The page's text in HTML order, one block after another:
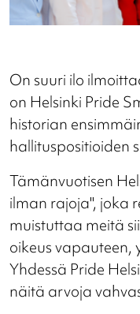
On suuri ilo
on Helsinki Pride
historian
hallituspositioiden
Tämänvuotisen
ilman rajoja", joka
muistuttaa meitä
oikeus vapauteen,
Yhdessä Pride
näitä arvoja